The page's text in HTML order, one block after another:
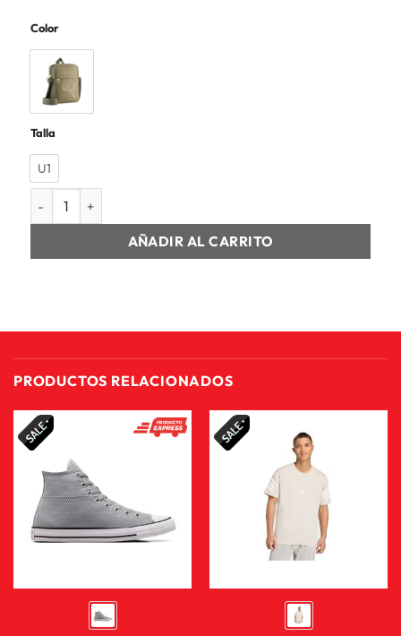
Color
Talla
U1
SALVEQUE UNISEX PUMA PLUS PORTABLE cantidad
AÑADIR AL CARRITO
PRODUCTOS RELACIONADOS